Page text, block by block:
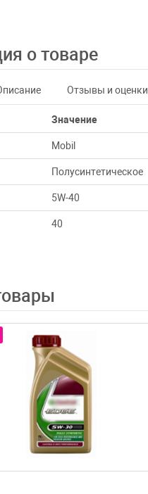
о товаре
Отзывы и оценки
Значение
Mobil
Полусинтетическое
5W-40
40